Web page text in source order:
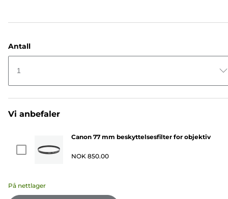
Antall
1
Vi anbefaler
Canon 77 mm beskyttelsesfilter for objektiv
NOK 850.00
På nettlager